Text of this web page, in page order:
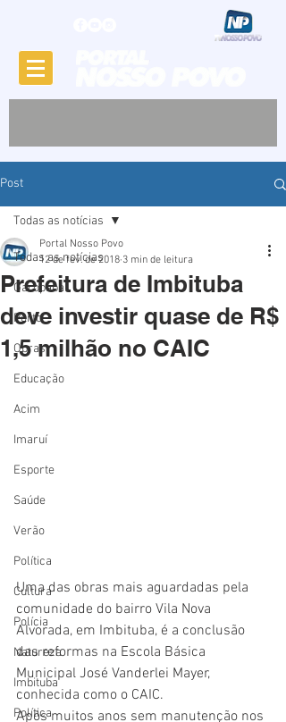
Post
Todas as notícias
Garopaba
Porto
Obras
Educação
Acim
Imaruí
Esporte
Saúde
Verão
Política
Cultura
Polícia
Natureza
Imbituba
Política
Todas as notícias
Prefeitura de Imbituba
deve investir quase de R$
1,5 milhão no CAIC
Portal Nosso Povo
12 de fev. de 2018 3 min de leitura
Uma das obras mais aguardadas pela
comunidade do bairro Vila Nova
Alvorada, em Imbituba, é a conclusão
das reformas na Escola Básica
Municipal José Vanderlei Mayer,
conhecida como o CAIC.
Após muitos anos sem manutenção nos